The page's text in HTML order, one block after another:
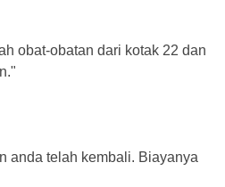
obat-obatan dari kotak 22 dan
anda telah kembali. Biayanya